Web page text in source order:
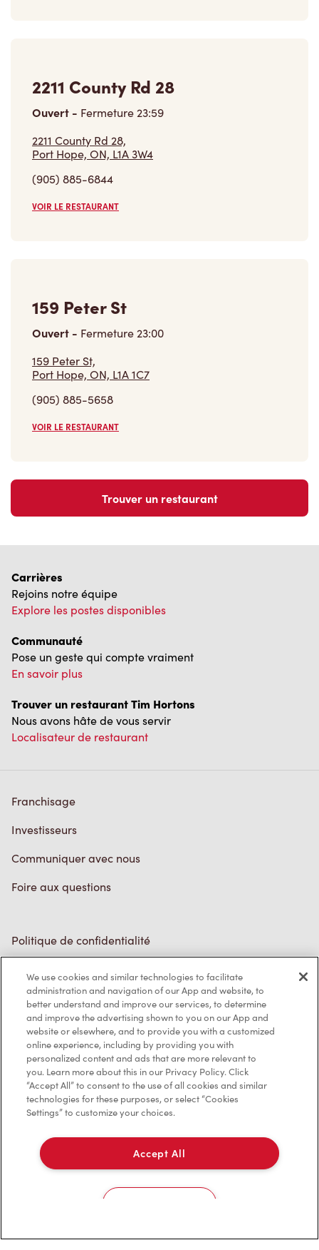
2211 County Rd 28
Ouvert - Fermeture23:59
2211 County Rd 28,
Port Hope, ON, L1A 3W4
(905) 885-6844
VOIR LE RESTAURANT
159 Peter St
Ouvert - Fermeture23:00
159 Peter St,
Port Hope, ON, L1A 1C7
(905) 885-5658
VOIR LE RESTAURANT
Trouver un restaurant
Carrières
Rejoins notre équipe
Explore les postes disponibles
Communauté
Pose un geste qui compte vraiment
En savoir plus
Trouver un restaurant Tim Hortons
Nous avons hâte de vous servir
Localisateur de restaurant
Franchisage
Investisseurs
Communiquer avec nous
Foire aux questions
Politique de confidentialité
Marques de commerce
Accessibilité
Diagnostic
Contactez-nous
TM & © Tim Hortons, 2023
We use cookies and similar technologies to facilitate
administration and navigation of our App and website, to
better understand and improve our services, to determine
and improve the advertising shown to you on our App and
website or elsewhere, and to provide you with a customized
online experience, including by providing you with
personalized content and ads that are more relevant to
you. Learn more about this in our Privacy Policy. Click
“Accept All” to consent to the use of all cookies and similar
technologies for these purposes, or select “Cookies
Settings” to customize your choices.
Accept All